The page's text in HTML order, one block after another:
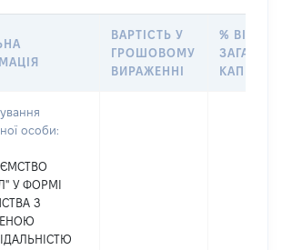
ВАРТІСТЬ У
ГРОШОВОМУ
ВИРАЖЕННІ
% ВІД
КАПІТАЛУ
особи:
У ФОРМІ
З